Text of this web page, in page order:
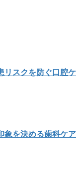
リスクを防ぐ口腔ケ
象を決める歯科ケア